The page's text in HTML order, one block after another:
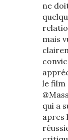
ne
mais
le film
qui a
apres